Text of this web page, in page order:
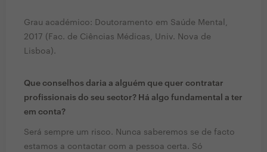
Grau académico: Doutoramento em Saúde Mental,
2017 (Fac. de Ciências Médicas, Univ. Nova de
Lisboa).
Que conselhos daria a alguém que quer contratar
profissionais do seu sector? Há algo fundamental a ter
em conta?
Será sempre um risco. Nunca saberemos se de facto
estamos a contactar com a pessoa certa. Só